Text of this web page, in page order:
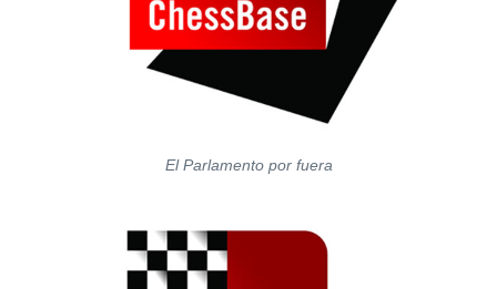
El Parlamento por fuera